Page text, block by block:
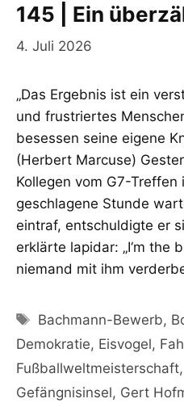
145 | Ein
4. Juli 2026
„Das Ergebnis ist ein
und frustriertes
besessen seine eigene
(Herbert Marcuse)
Kollegen vom G7-Treffen
geschlagene Stunde
eintraf, entschuldigte er
erklärte lapidar: „I‘m the
niemand mit ihm
Schlagwörter
Bachmann-Bewerb,
Demokratie, Eisvogel,
Fußballweltmeisterschaft,
Gefängnisinsel, Gert